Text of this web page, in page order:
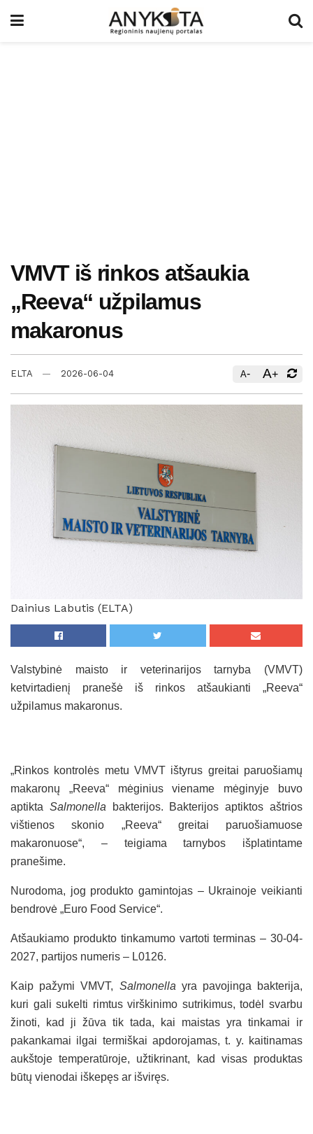
VMVT iš rinkos atšaukia
„Reeva“ užpilamus
makaronus
ELTA 2026-06-04 A- A+
Dainius Labutis (ELTA)
Valstybinė maisto ir veterinarijos tarnyba (VMVT)
ketvirtadienį pranešė iš rinkos atšaukianti „Reeva“
užpilamus makaronus.
„Rinkos kontrolės metu VMVT ištyrus greitai paruošiamų
makaronų „Reeva“ mėginius viename mėginyje buvo
aptikta Salmonellabakterijos. Bakterijos aptiktos aštrios
vištienos skonio „Reeva“ greitai paruošiamuose
makaronuose“, – teigiama tarnybos išplatintame
pranešime.
Nurodoma, jog produkto gamintojas – Ukrainoje veikianti
bendrovė „Euro Food Service“.
Atšaukiamo produkto tinkamumo vartoti terminas – 30-04-
2027, partijos numeris – L0126.
Kaip pažymi VMVT, Salmonellayra pavojinga bakterija,
kuri gali sukelti rimtus virškinimo sutrikimus, todėl svarbu
žinoti, kad ji žūva tik tada, kai maistas yra tinkamai ir
pakankamai ilgai termiškai apdorojamas, t. y. kaitinamas
aukštoje temperatūroje, užtikrinant, kad visas produktas
būtų vienodai iškepęs ar išviręs.